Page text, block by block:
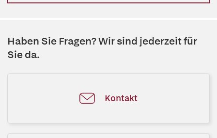
Haben Sie Fragen? Wir sind jederzeit für
Sie da.
Kontakt